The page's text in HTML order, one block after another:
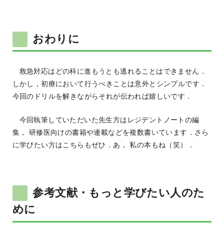
おわりに
救急対応はどの科に進もうとも逃れることはできません．
しかし，初療において行うべきことは意外とシンプルです．
今回のドリルを解きながらそれが伝われば嬉しいです．
今回執筆していただいた先生方はレジデントノートの編
集， 研修医向けの書籍や連載などを複数書いています．さら
に学びたい方はこちらもぜひ．あ， 私の本もね（笑）．
参考文献・もっと学びたい人のた
めに